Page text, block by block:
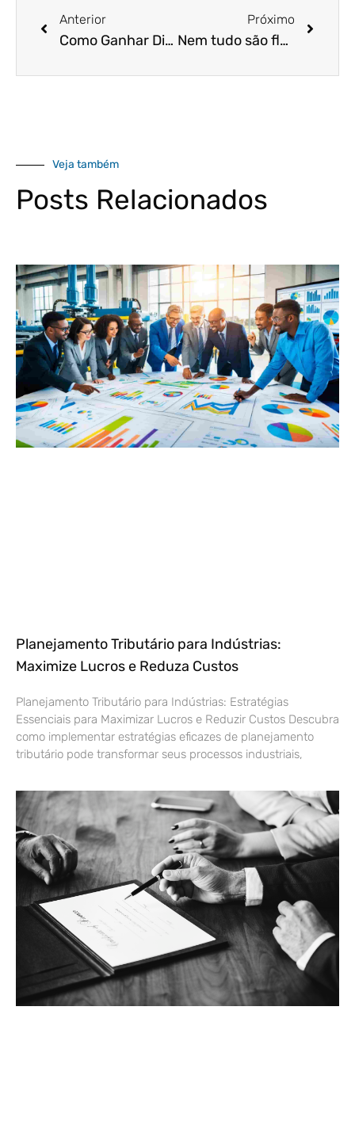
Anterior
Como Ganhar Dinheiro Na Crise?
Próximo
Nem tudo são flores: os pagamentos pelo WhatsApp são realmente confiáveis?
Veja também
Posts Relacionados
Planejamento Tributário para Indústrias:
Maximize Lucros e Reduza Custos
Planejamento Tributário para Indústrias: Estratégias
Essenciais para Maximizar Lucros e Reduzir Custos Descubra
como implementar estratégias eficazes de planejamento
tributário pode transformar seus processos industriais,